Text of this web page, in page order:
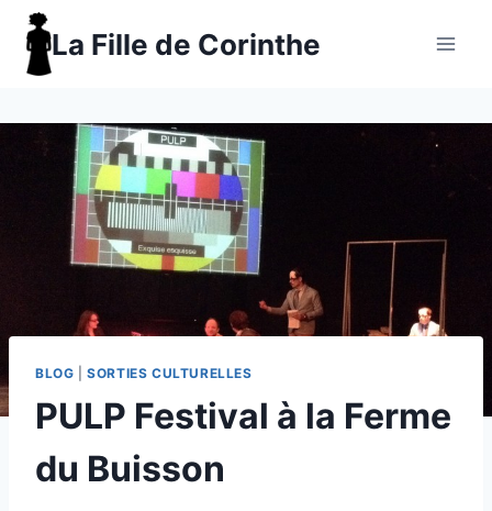
Aller
contenu
La Fille de Corinthe
BLOG |SORTIES CULTURELLES
PULP Festival à la Ferme
du Buisson